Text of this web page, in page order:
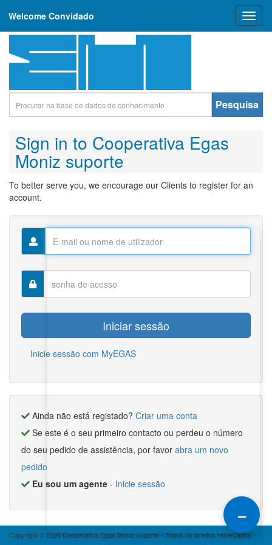
Welcome Convidado
Pesquisa
Sign in to Cooperativa Egas
Moniz suporte
To better serve you, we encourage our Clients to register for an
account.
Inicie sessão com MyEGAS
Ainda não está registado? Criar uma conta
Se este é o seu primeiro contacto ou perdeu o número
do seu pedido de assistência, por favor abra um novo
pedido
Eu sou um agente - Inicie sessão
Copyright © 2026 Cooperativa Egas Moniz suporte - Todos os direitos reservados.
–